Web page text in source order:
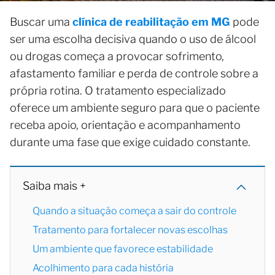
Buscar uma clínica de reabilitação em MG pode
ser uma escolha decisiva quando o uso de álcool
ou drogas começa a provocar sofrimento,
afastamento familiar e perda de controle sobre a
própria rotina. O tratamento especializado
oferece um ambiente seguro para que o paciente
receba apoio, orientação e acompanhamento
durante uma fase que exige cuidado constante.
Saiba mais +
Quando a situação começa a sair do controle
Tratamento para fortalecer novas escolhas
Um ambiente que favorece estabilidade
Acolhimento para cada história